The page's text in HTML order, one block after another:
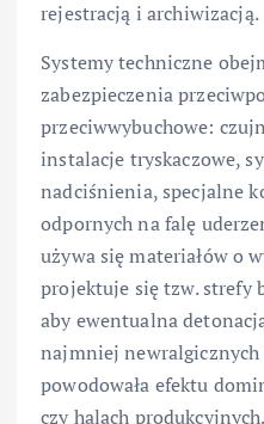
rejestracją i archiwizacją.
Systemy techniczne
zabezpieczenia
przeciwwybuchowe:
instalacje tryskaczowe,
nadciśnienia, specjalne
odpornych na falę
używa się materiałów o
projektuje się tzw. strefy
aby ewentualna
najmniej
powodowała efektu
czy halach produkcyjnych.